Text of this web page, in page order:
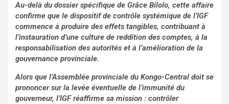
Au-delà du dossier spécifique de Grâce Bilolo, cette affaire
confirme que le dispositif de contrôle systémique de l’IGF
commence à produire des effets tangibles, contribuant à
l’instauration d’une culture de reddition des comptes, à la
responsabilisation des autorités et à l’amélioration de la
gouvernance provinciale.
Alors que l’Assemblée provinciale du Kongo-Central doit se
prononcer sur la levée éventuelle de l’immunité du
gouverneur, l’IGF réaffirme sa mission : contrôler